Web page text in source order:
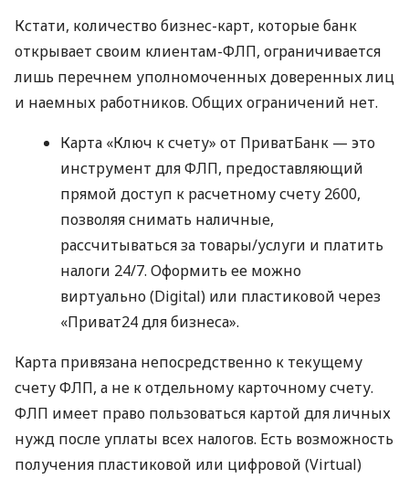
Кстати, количество бизнес-карт, которые банк
открывает своим клиентам-ФЛП, ограничивается
лишь перечнем уполномоченных доверенных лиц
и наемных работников. Общих ограничений нет.
Карта «Ключ к счету» от ПриватБанк — это
инструмент для ФЛП, предоставляющий
прямой доступ к расчетному счету 2600,
позволяя снимать наличные,
рассчитываться за товары/услуги и платить
налоги 24/7. Оформить ее можно
виртуально (Digital) или пластиковой через
«Приват24 для бизнеса».
Карта привязана непосредственно к текущему
счету ФЛП, а не к отдельному карточному счету.
ФЛП имеет право пользоваться картой для личных
нужд после уплаты всех налогов. Есть возможность
получения пластиковой или цифровой (Virtual)